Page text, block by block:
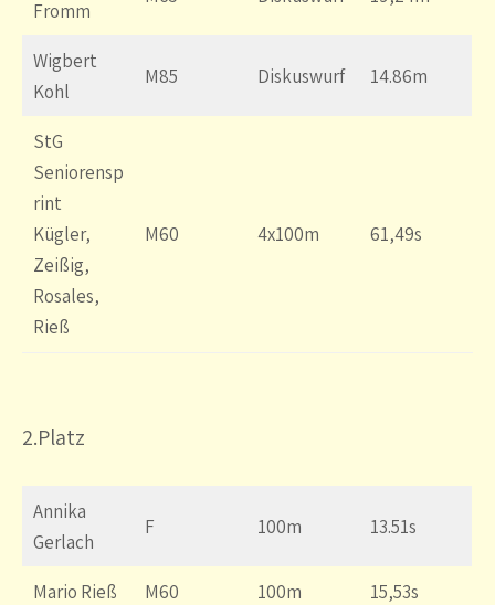
Fromm
Wigbert
Kohl
M85 Diskuswurf 14.86m
StG
Seniorensp
rint
Kügler,
Zeißig,
Rosales,
Rieß
M60 4x100m 61,49s
2.Platz
Annika
Gerlach
F 100m 13.51s
Mario Rieß M60 100m 15,53s